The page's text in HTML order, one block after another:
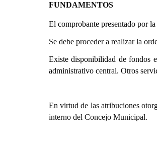
FUNDAMENTOS
El comprobante presentado por
Se debe proceder a realizar la
Existe disponibilidad de fondos
administrativo central. Otros
En virtud de las atribuciones
interno del Concejo Municipal.